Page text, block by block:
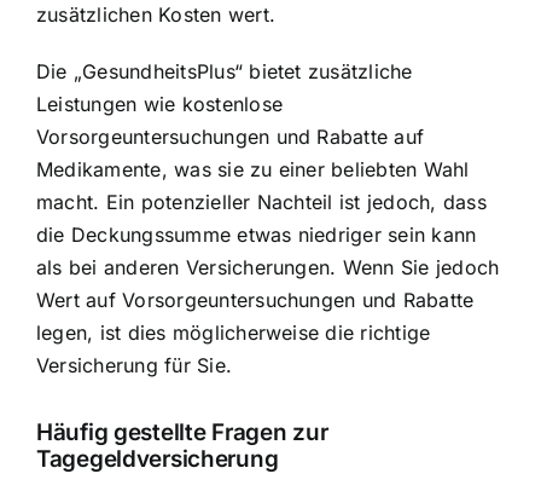
zusätzlichen Kosten wert.
Die „GesundheitsPlus“ bietet zusätzliche
Leistungen wie kostenlose
Vorsorgeuntersuchungen und Rabatte auf
Medikamente, was sie zu einer beliebten Wahl
macht. Ein potenzieller Nachteil ist jedoch, dass
die Deckungssumme etwas niedriger sein kann
als bei anderen Versicherungen. Wenn Sie jedoch
Wert auf Vorsorgeuntersuchungen und Rabatte
legen, ist dies möglicherweise die richtige
Versicherung für Sie.
Häufig gestellte Fragen zur
Tagegeldversicherung